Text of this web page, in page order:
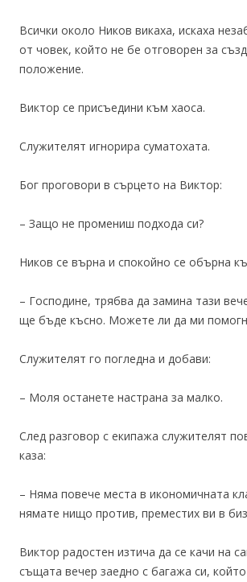
Всички около Ников викаха, искаха
от човек, който не бе отговорен за
положение.
Виктор се присъедини към хаоса.
Служителят игнорира суматохата.
Бог проговори в сърцето на Виктор:
– Защо не промениш подхода си?
Ников се върна и спокойно се обърна
– Господине, трябва да замина тази
ще бъде късно. Можете ли да ми
Служителят го погледна и добави:
– Моля останете настрана за малко.
След разговор с екипажа служителят
каза:
– Няма повече места в икономичната
нямате нищо против, преместих ви в
Виктор радостен изтича да се качи на
същата вечер заедно с багажа си, който